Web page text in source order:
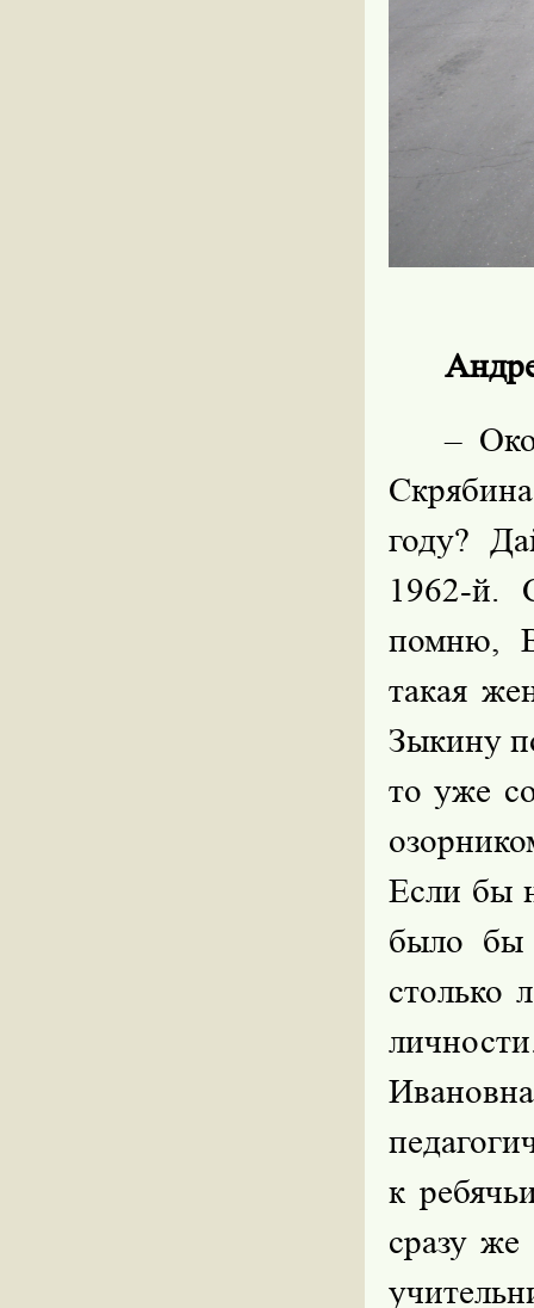
–
году?
1962-й.
помню,
такая
Зыкину
то уже
Если бы
было бы
столько
к
сразу